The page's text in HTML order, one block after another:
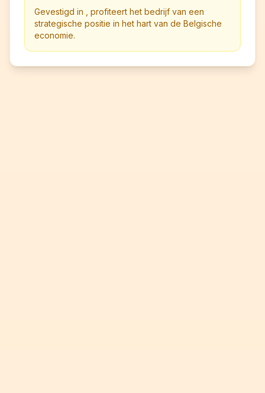
Gevestigd in , profiteert het bedrijf van een
strategische positie in het hart van de Belgische
economie.